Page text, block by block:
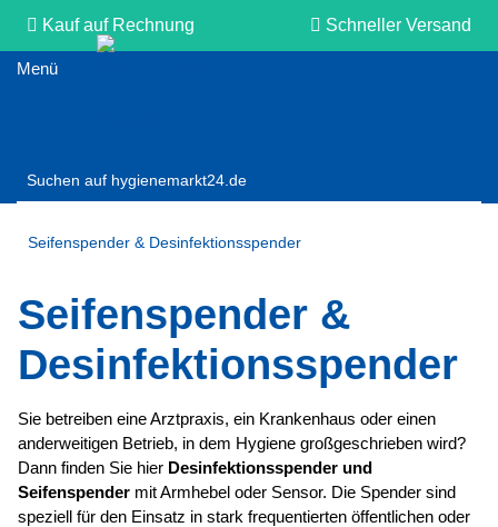
Kauf auf Rechnung Schneller Versand
Seifenspender & Desinfektionsspender
Seifenspender &
Desinfektionsspender
Sie betreiben eine Arztpraxis, ein Krankenhaus oder einen
anderweitigen Betrieb, in dem Hygiene großgeschrieben wird?
Dann finden Sie hier Desinfektionsspender und
Seifenspender mit Armhebel oder Sensor. Die Spender sind
speziell für den Einsatz in stark frequentierten öffentlichen oder